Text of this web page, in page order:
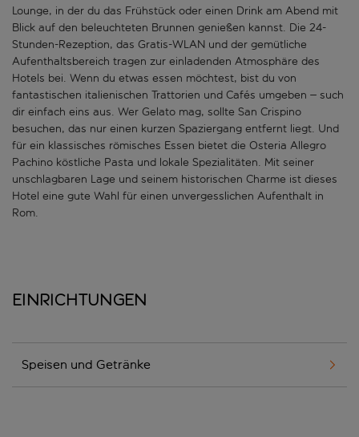
Lounge, in der du das Frühstück oder einen Drink am Abend mit
Blick auf den beleuchteten Brunnen genießen kannst. Die 24-
Stunden-Rezeption, das Gratis-WLAN und der gemütliche
Aufenthaltsbereich tragen zur einladenden Atmosphäre des
Hotels bei. Wenn du etwas essen möchtest, bist du von
fantastischen italienischen Trattorien und Cafés umgeben – such
dir einfach eins aus. Wer Gelato mag, sollte San Crispino
besuchen, das nur einen kurzen Spaziergang entfernt liegt. Und
für ein klassisches römisches Essen bietet die Osteria Allegro
Pachino köstliche Pasta und lokale Spezialitäten. Mit seiner
unschlagbaren Lage und seinem historischen Charme ist dieses
Hotel eine gute Wahl für einen unvergesslichen Aufenthalt in
Rom.
Einrichtungen
Speisen und Getränke